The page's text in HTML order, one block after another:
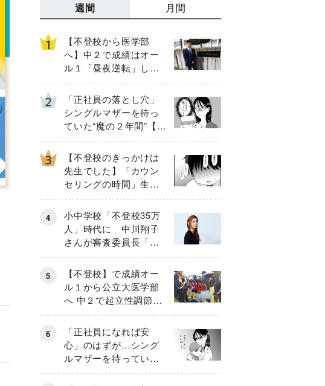
週間 月間
【不登校から医学部
へ】中２で成績はオー
ル１「昼夜逆転」した
わが子を”夜遊び”に連れ
出した母の気づき
「正社員の落とし穴」
シングルマザーを待っ
ていた“魔の２年間”【後
編】
【不登校のきっかけは
先生でした】「カウン
セリングの時間」生徒
の情報をバラしたの
は…《第２話》
小中学校「不登校35万
人」時代に 中川翔子
さんが審査委員長「不
登校生動画甲子園
2026」が開催
【不登校】で成績オー
ル１から公立大医学部
へ 中２で起立性調節障
害「治るまで３年」の
診断 そのとき母は
「正社員になれば安
心」のはずが…シング
ルマザーを待ってい
た“魔の２年間”【前編】